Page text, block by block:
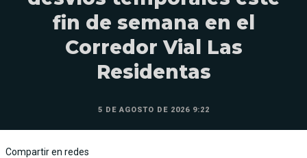
fin de semana en el
Corredor Vial Las
Residentas
5 DE AGOSTO DE 2026 9:22
Compartir en redes